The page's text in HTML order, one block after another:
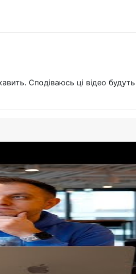
Сподіваюсь ці відео будуть